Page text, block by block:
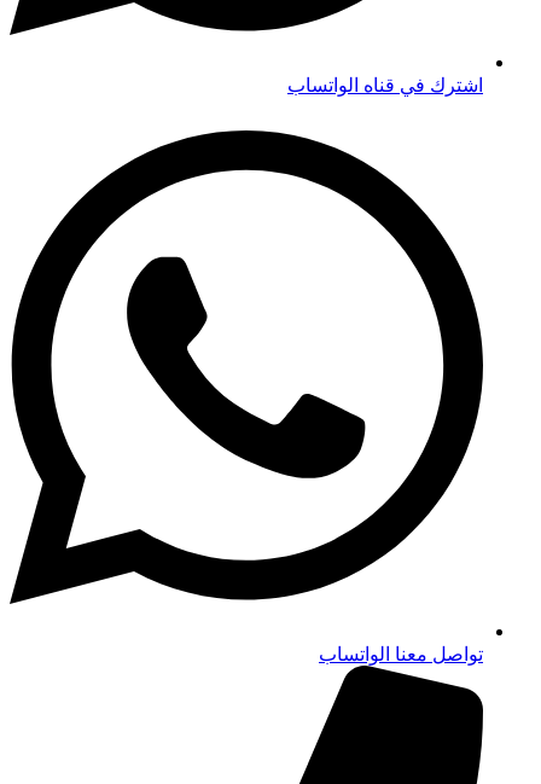
اشترك في قناه الواتساب
تواصل معنا الواتساب